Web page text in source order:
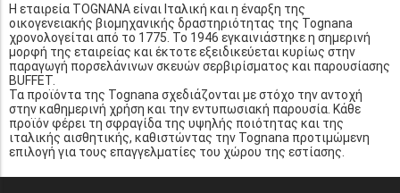
Η εταιρεία TOGNANA είναι Ιταλική και η έναρξη της
οικογενειακής βιομηχανικής δραστηριότητας της Tognana
χρονολογείται από το 1775. Το 1946 εγκαινιάστηκε η σημερινή
μορφή της εταιρείας και έκτοτε εξειδικεύεται κυρίως στην
παραγωγή πορσελάνινων σκευών σερβιρίσματος και παρουσίασης
BUFFET.
Τα προϊόντα της Tognana σχεδιάζονται με στόχο την αντοχή
στην καθημερινή χρήση και την εντυπωσιακή παρουσία. Κάθε
προϊόν φέρει τη σφραγίδα της υψηλής ποιότητας και της
ιταλικής αισθητικής, καθιστώντας την Tognana προτιμώμενη
επιλογή για τους επαγγελματίες του χώρου της εστίασης.